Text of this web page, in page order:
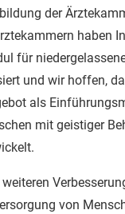
der
haben
für
und wir hoffen,
als
mit geistiger
von